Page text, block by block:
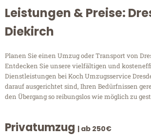
Leistungen & Preise:
Diekirch
Planen Sie einen Umzug oder Transport von
Entdecken Sie unsere vielfältigen und
Dienstleistungen bei Koch Umzugsservice
darauf ausgerichtet sind, Ihren Bedürfnissen
den Übergang so reibungslos wie möglich zu
Privatumzug | ab 250€